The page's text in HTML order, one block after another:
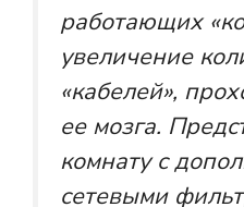
работающих
увеличение
«кабелей»,
ее мозга.
комнату с
сетевыми